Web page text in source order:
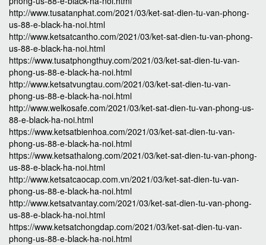
http://www.tusatanphat.com/2021/03/ket-sat-dien-tu-van-phong-
us-88-e-black-ha-noi.html
http://www.ketsatcantho.com/2021/03/ket-sat-dien-tu-van-phong-
us-88-e-black-ha-noi.html
https://www.tusatphongthuy.com/2021/03/ket-sat-dien-tu-van-
phong-us-88-e-black-ha-noi.html
http://www.ketsatvungtau.com/2021/03/ket-sat-dien-tu-van-
phong-us-88-e-black-ha-noi.html
http://www.welkosafe.com/2021/03/ket-sat-dien-tu-van-phong-us-
88-e-black-ha-noi.html
https://www.ketsatbienhoa.com/2021/03/ket-sat-dien-tu-van-
phong-us-88-e-black-ha-noi.html
https://www.ketsathalong.com/2021/03/ket-sat-dien-tu-van-phong-
us-88-e-black-ha-noi.html
http://www.ketsatcaocap.com.vn/2021/03/ket-sat-dien-tu-van-
phong-us-88-e-black-ha-noi.html
http://www.ketsatvantay.com/2021/03/ket-sat-dien-tu-van-phong-
us-88-e-black-ha-noi.html
https://www.ketsatchongdap.com/2021/03/ket-sat-dien-tu-van-
phong-us-88-e-black-ha-noi.html